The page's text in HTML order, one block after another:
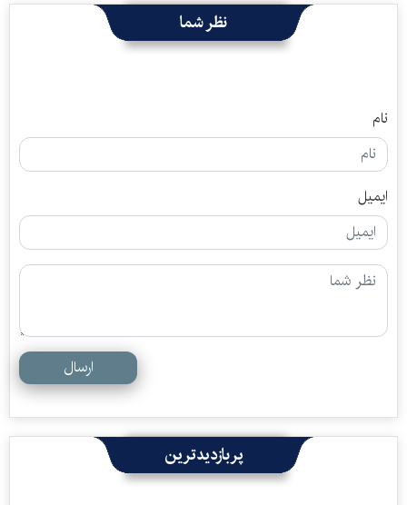
نظر شما
نام
ایمیل
ارسال
پربازدیدترین